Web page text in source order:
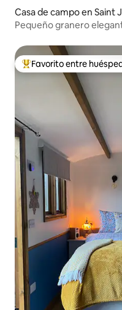
Casa de campo en Saint
Pequeño granero
De los mejores en
Favorito entre